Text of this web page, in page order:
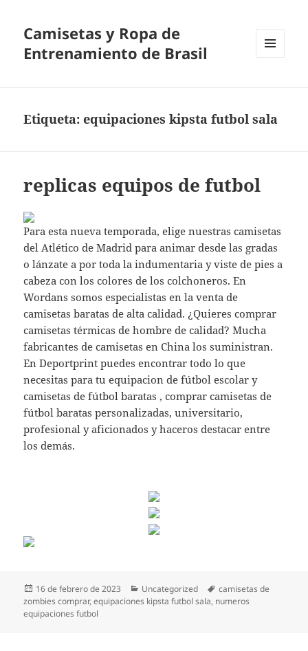
Camisetas y Ropa de
Entrenamiento de Brasil
Etiqueta:equipaciones kipsta futbol sala
replicas equipos de futbol
Para esta nueva temporada, elige nuestras camisetas
del Atlético de Madrid para animar desde las gradas
o lánzate a por toda la indumentaria y viste de pies a
cabeza con los colores de los colchoneros. En
Wordans somos especialistas en la venta de
camisetas baratas de alta calidad. ¿Quieres comprar
camisetas térmicas de hombre de calidad? Mucha
fabricantes de camisetas en China los suministran.
En Deportprint puedes encontrar todo lo que
necesitas para tu equipacion de fútbol escolar y
camisetas de fútbol baratas , comprar camisetas de
fútbol baratas personalizadas, universitario,
profesional y aficionados y haceros destacar entre
los demás.
Publicado
el
16 de febrero de 2023 Categorías
Uncategorized Etiquetas
camisetas de
zombies comprar,equipaciones kipsta futbol sala, numeros
equipaciones futbol